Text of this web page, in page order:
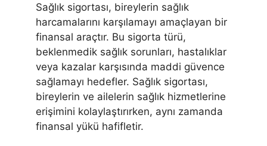
Sağlık sigortası, bireylerin sağlık
harcamalarını karşılamayı amaçlayan bir
finansal araçtır. Bu sigorta türü,
beklenmedik sağlık sorunları, hastalıklar
veya kazalar karşısında maddi güvence
sağlamayı hedefler. Sağlık sigortası,
bireylerin ve ailelerin sağlık hizmetlerine
erişimini kolaylaştırırken, aynı zamanda
finansal yükü hafifletir.